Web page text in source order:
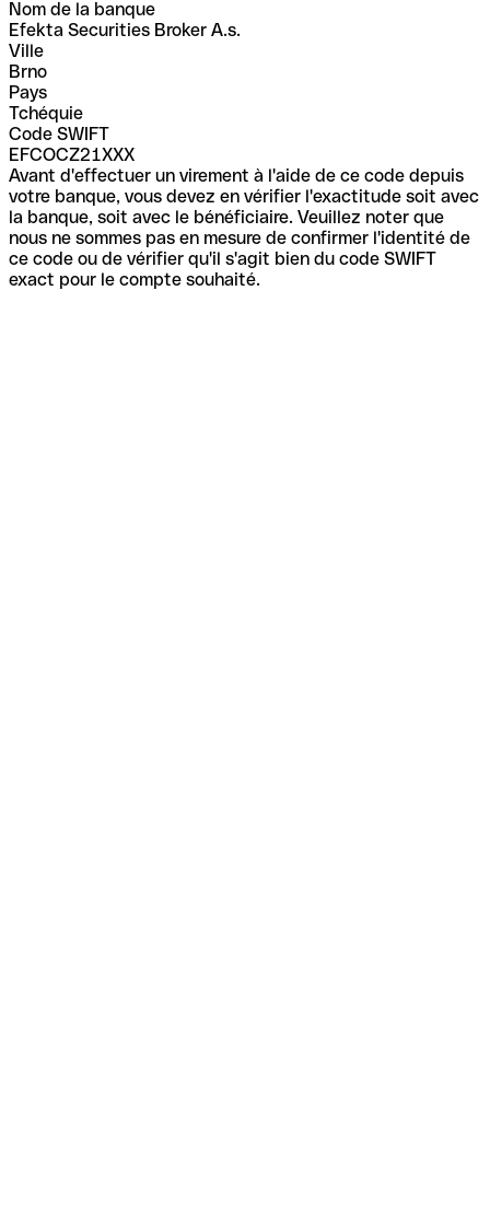
Nom de la banque
Efekta Securities Broker A.s.
Ville
Brno
Pays
Tchéquie
Code SWIFT
EFCOCZ21XXX
Avant d'effectuer un virement à l'aide de ce code depuis
votre banque, vous devez en vérifier l'exactitude soit avec
la banque, soit avec le bénéficiaire. Veuillez noter que
nous ne sommes pas en mesure de confirmer l'identité de
ce code ou de vérifier qu'il s'agit bien du code SWIFT
exact pour le compte souhaité.